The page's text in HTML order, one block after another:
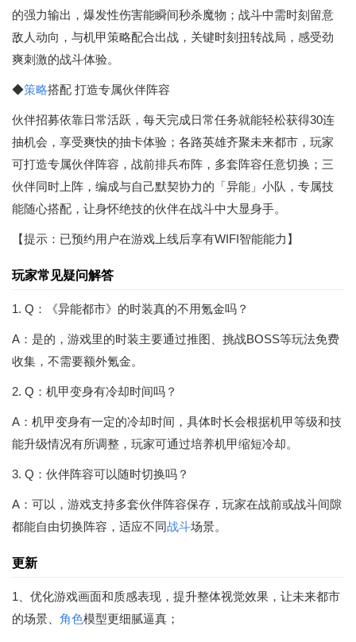
的强力输出，爆发性伤害能瞬间秒杀魔物；战斗中需时刻留意
敌人动向，与机甲策略配合出战，关键时刻扭转战局，感受劲
爽刺激的战斗体验。
◆策略搭配 打造专属伙伴阵容
伙伴招募依靠日常活跃，每天完成日常任务就能轻松获得30连
抽机会，享受爽快的抽卡体验；各路英雄齐聚未来都市，玩家
可打造专属伙伴阵容，战前排兵布阵，多套阵容任意切换；三
伙伴同时上阵，编成与自己默契协力的「异能」小队，专属技
能随心搭配，让身怀绝技的伙伴在战斗中大显身手。
【提示：已预约用户在游戏上线后享有WIFI智能能力】
玩家常见疑问解答
1. Q：《异能都市》的时装真的不用氪金吗？
A：是的，游戏里的时装主要通过推图、挑战BOSS等玩法免费
收集，不需要额外氪金。
2. Q：机甲变身有冷却时间吗？
A：机甲变身有一定的冷却时间，具体时长会根据机甲等级和技
能升级情况有所调整，玩家可通过培养机甲缩短冷却。
3. Q：伙伴阵容可以随时切换吗？
A：可以，游戏支持多套伙伴阵容保存，玩家在战前或战斗间隙
都能自由切换阵容，适应不同战斗场景。
更新
1、优化游戏画面和质感表现，提升整体视觉效果，让未来都市
的场景、 角色模型更细腻逼真；